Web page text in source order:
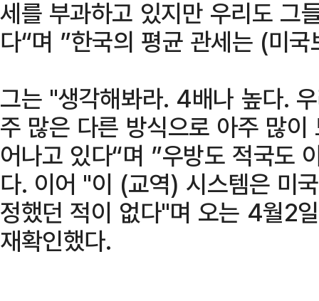
세를 부과하고 있지만 우리도 그
다“며 ”한국의 평균 관세는 (미
그는 "생각해봐라. 4배나 높다.
주 많은 다른 방식으로 아주 많
어나고 있다“며 ”우방도 적국도
다. 이어 "이 (교역) 시스템은 미
정했던 적이 없다"며 오는 4월2
재확인했다.